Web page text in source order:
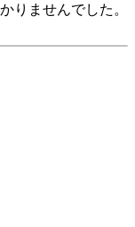
りませんでした。